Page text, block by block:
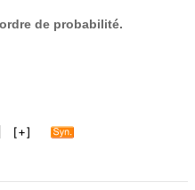
de probabilité.